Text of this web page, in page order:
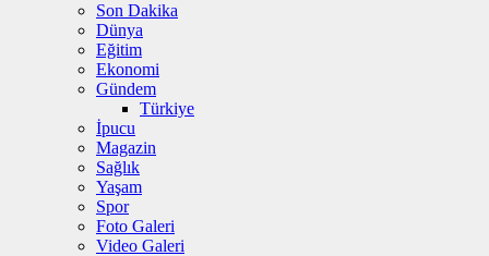
Son Dakika
Dünya
Eğitim
Ekonomi
Gündem
Türkiye
İpucu
Magazin
Sağlık
Yaşam
Spor
Foto Galeri
Video Galeri